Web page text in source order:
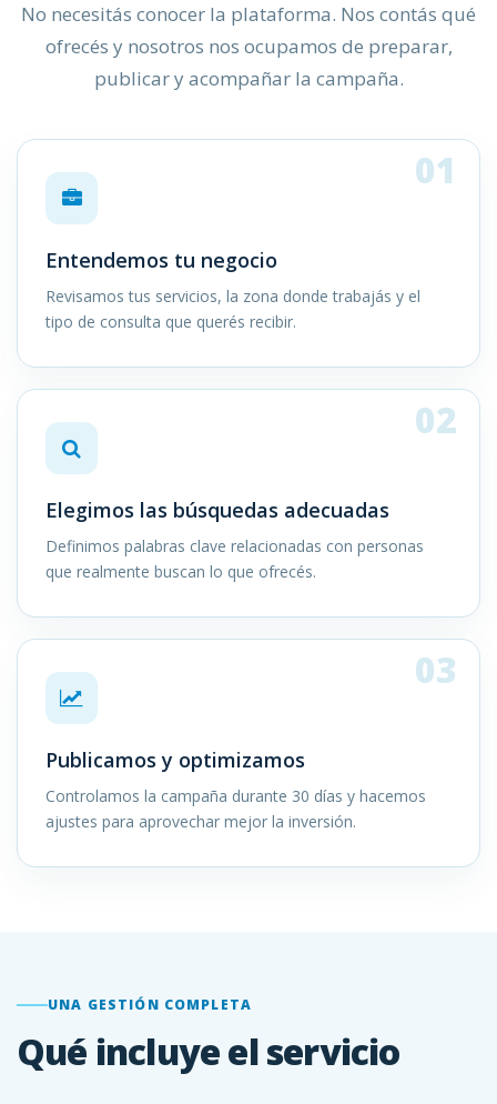
No necesitás conocer la plataforma. Nos contás qué
ofrecés y nosotros nos ocupamos de preparar,
publicar y acompañar la campaña.
01
Entendemos tu negocio
Revisamos tus servicios, la zona donde trabajás y el
tipo de consulta que querés recibir.
02
Elegimos las búsquedas adecuadas
Definimos palabras clave relacionadas con personas
que realmente buscan lo que ofrecés.
03
Publicamos y optimizamos
Controlamos la campaña durante 30 días y hacemos
ajustes para aprovechar mejor la inversión.
UNA GESTIÓN COMPLETA
Qué incluye el servicio